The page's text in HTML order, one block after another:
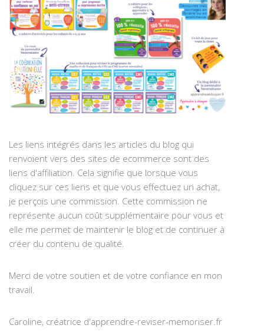
Les liens intégrés dans les articles du blog qui
renvoient vers des sites de ecommerce sont des
liens d'affiliation. Cela signifie que lorsque vous
cliquez sur ces liens et que vous effectuez un achat,
je perçois une commission. Cette commission ne
représente aucun coût supplémentaire pour vous et
elle me permet de maintenir le blog et de continuer à
créer du contenu de qualité.
Merci de votre soutien et de votre confiance en mon
travail.
Caroline, créatrice d'apprendre-reviser-memoriser.fr